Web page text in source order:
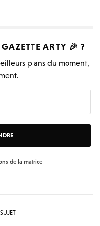
GAZETTE ARTY 🎉 ?
plans du moment,
de la matrice